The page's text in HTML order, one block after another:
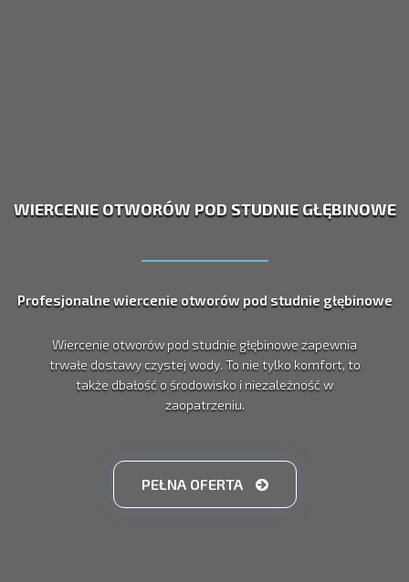
WIERCENIE OTWORÓW POD STUDNIE GŁĘBINOWE
Profesjonalne wiercenie otworów pod studnie głębinowe
Wiercenie otworów pod studnie głębinowe zapewnia
trwałe dostawy czystej wody. To nie tylko komfort, to
także dbałość o środowisko i niezależność w
zaopatrzeniu.
PEŁNA OFERTA